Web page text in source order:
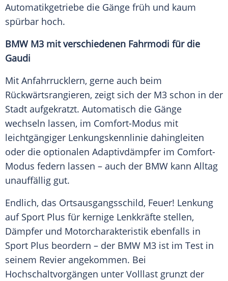
Automatikgetriebe die Gänge früh und kaum
spürbar hoch.
BMW M3 mit verschiedenen Fahrmodi für die
Gaudi
Mit Anfahrrucklern, gerne auch beim
Rückwärtsrangieren, zeigt sich der M3 schon in der
Stadt aufgekratzt. Automatisch die Gänge
wechseln lassen, im Comfort-Modus mit
leichtgängiger Lenkungskennlinie dahingleiten
oder die optionalen Adaptivdämpfer im Comfort-
Modus federn lassen – auch der BMW kann Alltag
unauffällig gut.
Endlich, das Ortsausgangsschild, Feuer! Lenkung
auf Sport Plus für kernige Lenkkräfte stellen,
Dämpfer und Motorcharakteristik ebenfalls in
Sport Plus beordern – der BMW M3 ist im Test in
seinem Revier angekommen. Bei
Hochschaltvorgängen unter Volllast grunzt der